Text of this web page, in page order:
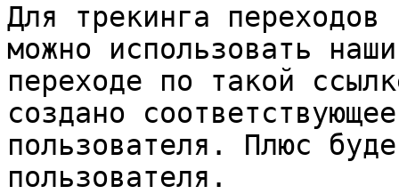
Для трекинга
можно использовать
переходе по такой
создано
пользователя. Плюс
пользователя.